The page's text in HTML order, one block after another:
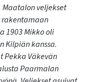
veljekset
rakentamaan
1903 Mikko oli
Kilpiän kanssa.
Pekka Väkevän
Paarmalan